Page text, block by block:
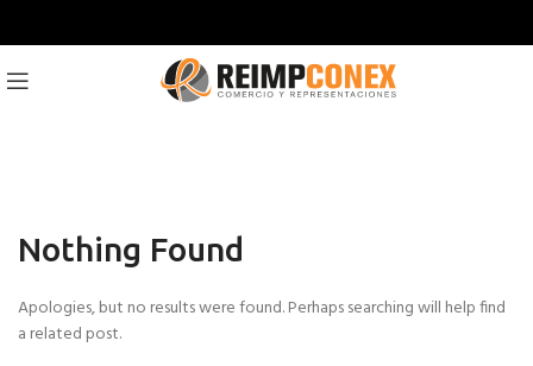
Nothing Found
Apologies, but no results were found. Perhaps searching will help find
a related post.